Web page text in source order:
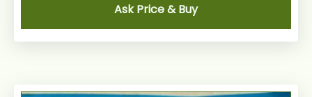
Ask Price & Buy